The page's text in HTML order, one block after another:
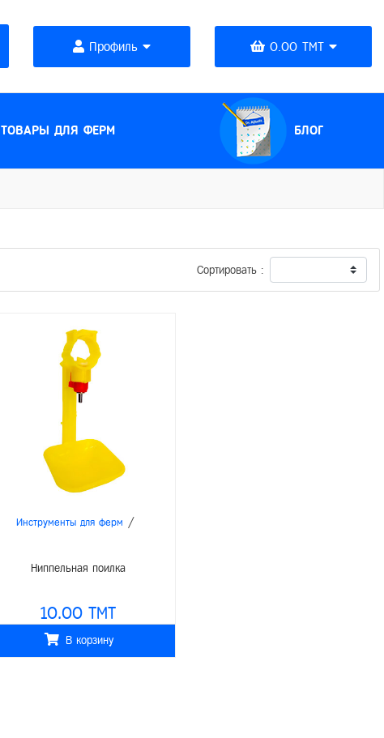
Профиль 0.00 TMT
ТОВАРЫ ДЛЯ ФЕРМ БЛОГ
Сортировать :
Инструменты для ферм /
Ниппельная поилка
10.00 TMT
В корзину